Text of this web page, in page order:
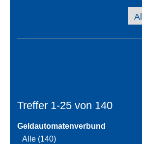
Treffer 1-25 von 140
Geldautomatenverbund
Alle (140)